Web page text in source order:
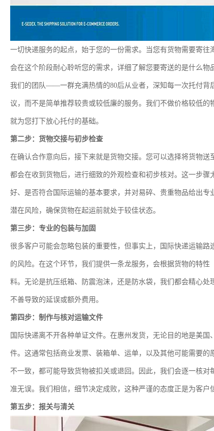
一切快递服务的起点，始于您的一份需求。当您有货物需要寄
会在这个阶段耐心聆听您的需求，详细了解您要寄送的是什么
我们的团队——一群充满热情的80后从业者，深知每一次托付背
议，而不是简单推荐较贵或较低廉的服务。我们不做价格较低
就为您打下放心托付的基础。
第二步：货物交接与初步检查
在确认合作意向后，接下来就是货物交接。您可以选择将货物
都会在收到货物后，进行细致的外观检查和初步核对。这一步
好、是否符合国际运输的基本要求，并对易碎、贵重物品给出
潜在风险，确保货物在起运前就处于较佳状态。
第三步：专业的包装与加固
很多客户可能会忽略包装的重要性，但事实上，国际快递运输
的风险。在这个环节，我们提供一条龙服务，会根据货物的特
料。无论是抗压纸箱、防震泡沫，还是防水袋，我们都会精心
不善导致的延误或额外费用。
第四步：制作与核对运输文件
国际快递离不开各种单证文件。在惠州发货，无论目的地是美
件。这通常包括商业发票、装箱单、运单，以及其他可能需要
不一致，都可能导致货物被扣关或退回。因此，我们会逐一核
准无误。我们相信，细节决定成败，这种严谨的态度正是为客户
第五步：报关与清关